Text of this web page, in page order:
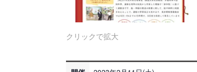
クリックで拡大